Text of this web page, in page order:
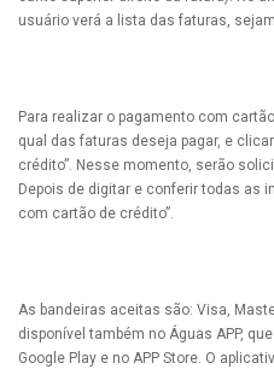
usuário verá a lista das faturas,
Para realizar o pagamento com
qual das faturas deseja pagar, e
crédito”. Nesse momento, serão
Depois de digitar e conferir todas as
com cartão de crédito”.
As bandeiras aceitas são: Visa,
disponível também no Águas APP,
Google Play e no APP Store. O